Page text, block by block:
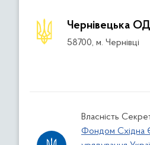
Чернівецька
58700, м. Чернівці
Власність
Фондом Східна